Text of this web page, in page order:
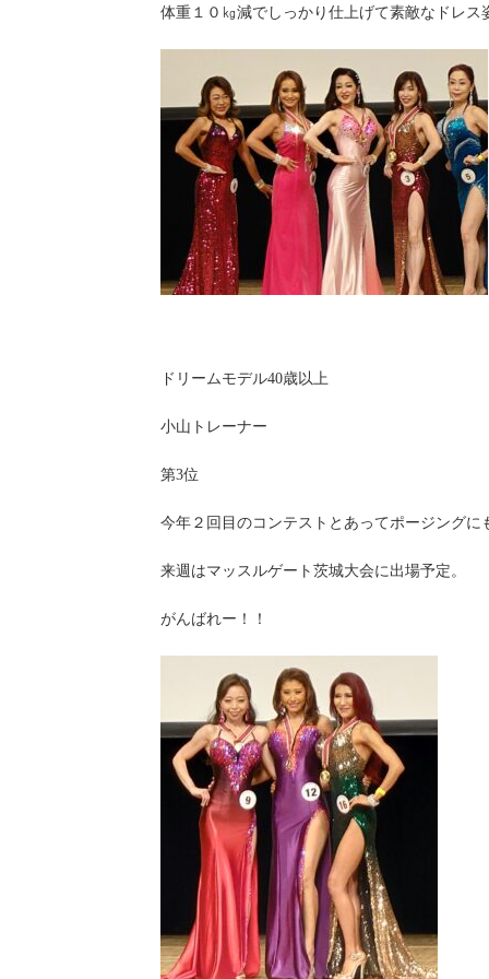
体重１０㎏減でしっかり仕上げて素敵なドレス
ドリームモデル40歳以上
小山トレーナー
第3位
今年２回目のコンテストとあってポージングに
来週はマッスルゲート茨城大会に出場予定。
がんばれー！！